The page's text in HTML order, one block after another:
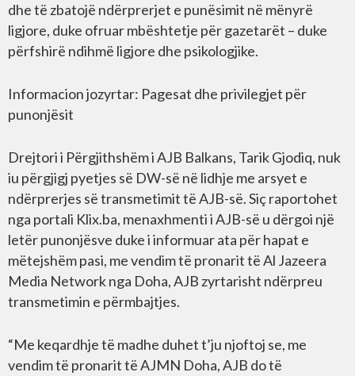
dhe të zbatojë ndërprerjet e punësimit në mënyrë
ligjore, duke ofruar mbështetje për gazetarët – duke
përfshirë ndihmë ligjore dhe psikologjike.
Informacion jozyrtar: Pagesat dhe privilegjet për
punonjësit
Drejtori i Përgjithshëm i AJB Balkans, Tarik Gjodiq, nuk
iu përgjigj pyetjes së DW-së në lidhje me arsyet e
ndërprerjes së transmetimit të AJB-së. Siç raportohet
nga portali Klix.ba, menaxhmenti i AJB-së u dërgoi një
letër punonjësve duke i informuar ata për hapat e
mëtejshëm pasi, me vendim të pronarit të Al Jazeera
Media Network nga Doha, AJB zyrtarisht ndërpreu
transmetimin e përmbajtjes.
“Me keqardhje të madhe duhet t’ju njoftoj se, me
vendim të pronarit të AJMN Doha, AJB do të